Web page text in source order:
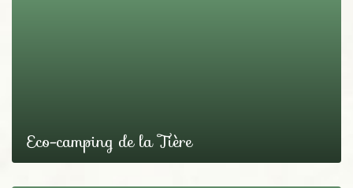
Eco-camping de la Tière